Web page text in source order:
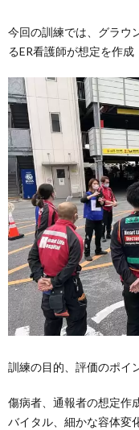
今回の訓練では、グラウ
るER看護師が想定を作成
訓練の目的、評価のポイ
傷病者、通報者の想定作
バイタル、細かな容体変